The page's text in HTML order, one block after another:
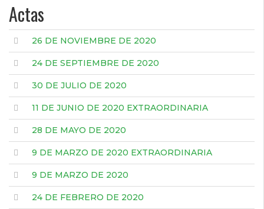
Actas
26 DE NOVIEMBRE DE 2020
24 DE SEPTIEMBRE DE 2020
30 DE JULIO DE 2020
11 DE JUNIO DE 2020 EXTRAORDINARIA
28 DE MAYO DE 2020
9 DE MARZO DE 2020 EXTRAORDINARIA
9 DE MARZO DE 2020
24 DE FEBRERO DE 2020